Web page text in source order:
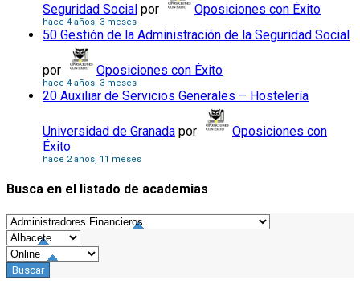
Seguridad Social por Oposiciones con Éxito
hace 4 años, 3 meses
50 Gestión de la Administración de la Seguridad Social
por Oposiciones con Éxito
hace 4 años, 3 meses
20 Auxiliar de Servicios Generales – Hostelería
Universidad de Granada por
Oposiciones con
Éxito
hace 2 años, 11 meses
Busca en el listado de academias